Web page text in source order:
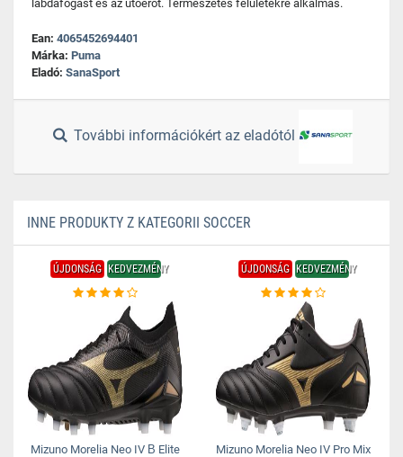
labdafogást és az ütőerőt. Természetes felületekre alkalmas.
Ean: 4065452694401
Márka: Puma
Eladó: SanaSport
További információkért az eladótól
INNE PRODUKTY Z KATEGORII SOCCER
ÚJDONSÁG KEDVEZMÉNY
Mizuno Morelia Neo IV Β Elite
ÚJDONSÁG KEDVEZMÉNY
Mizuno Morelia Neo IV Pro Mix